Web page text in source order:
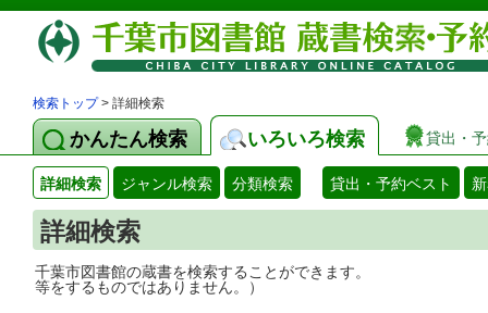
検索トップ> 詳細検索
かんたん検索 いろいろ検索 貸出・
詳細検索 ジャンル検索 分類検索 貸出・予約ベスト
詳細検索
千葉市図書館の蔵書を検索することがで
等をするものではありません。）